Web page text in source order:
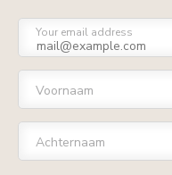
Your email address
Voornaam
Achternaam